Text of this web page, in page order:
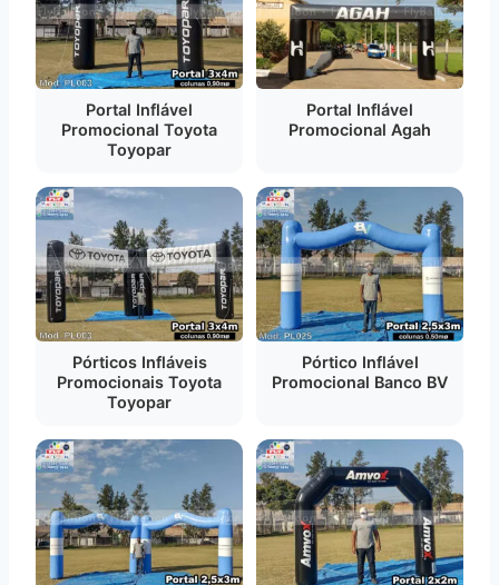
Portal Inflável
Promocional Toyota
Toyopar
Portal Inflável
Promocional Agah
Pórticos Infláveis
Promocionais Toyota
Toyopar
Pórtico Inflável
Promocional Banco BV